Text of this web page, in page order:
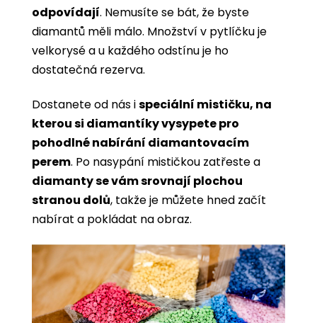
odpovídají. Nemusíte se bát, že byste
diamantů měli málo. Množství v pytlíčku je
velkorysé a u každého odstínu je ho
dostatečná rezerva.
Dostanete od nás ispeciální mističku, na
kterou si diamantíky vysypete pro
pohodlné nabírání diamantovacím
perem. Po nasypání mističkou zatřeste a
diamanty se vám srovnají plochou
stranou dolů, takže je můžete hned začít
nabírat a pokládat na obraz.